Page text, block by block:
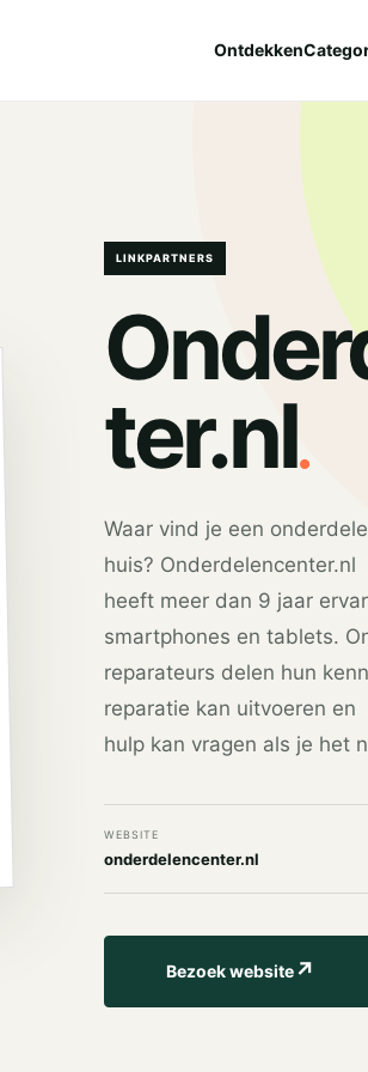
Ontdekken
LINKPARTNERS
ter.nl.
Waar vind je een
huis? Onderdelencenter.nl
heeft meer dan 9 jaar
smartphones en tablets.
reparateurs delen hun
reparatie kan uitvoeren en
hulp kan vragen als je het
WEBSITE
onderdelencenter.nl
Bezoek website↗